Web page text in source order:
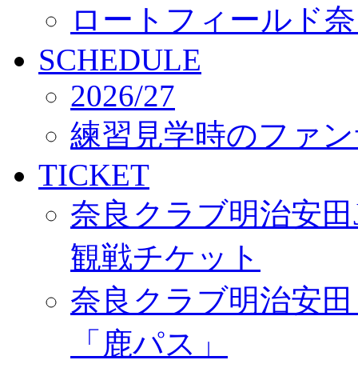
ロートフィールド
SCHEDULE
2026/27
練習見学時のファ
TICKET
奈良クラブ明治安
観戦チケット
奈良クラブ明治安
「鹿パス」